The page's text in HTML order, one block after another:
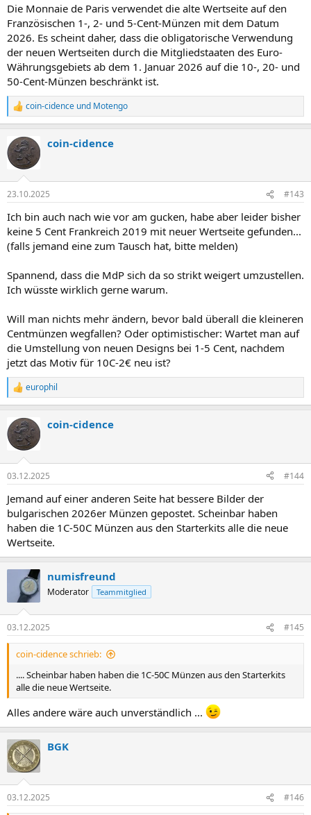
:
Die Monnaie de Paris verwendet die alte Wertseite auf den
Französischen 1-, 2- und 5-Cent-Münzen mit dem Datum
2026. Es scheint daher, dass die obligatorische Verwendung
der neuen Wertseiten durch die Mitgliedstaaten des Euro-
Währungsgebiets ab dem 1. Januar 2026 auf die 10-, 20- und
50-Cent-Münzen beschränkt ist.
R
e
k
t
i
e
:
coin-cidence und Motengo
coin-cidence
23.10.2025 #143
Ich bin auch nach wie vor am gucken, habe aber leider bisher
keine 5 Cent Frankreich 2019 mit neuer Wertseite gefunden...
(falls jemand eine zum Tausch hat, bitte melden)
Spannend, dass die MdP sich da so strikt weigert umzustellen.
Ich wüsste wirklich gerne warum.
Will man nichts mehr ändern, bevor bald überall die kleineren
Centmünzen wegfallen? Oder optimistischer: Wartet man auf
die Umstellung von neuen Designs bei 1-5 Cent, nachdem
jetzt das Motiv für 10C-2€ neu ist?
R
e
k
t
i
e
:
europhil
coin-cidence
03.12.2025 #144
Jemand auf einer anderen Seite hat bessere Bilder der
bulgarischen 2026er Münzen gepostet. Scheinbar haben
haben die 1C-50C Münzen aus den Starterkits alle die neue
Wertseite.
numisfreund
Moderator Teammitglied
03.12.2025 #145
coin-cidence schrieb:
.... Scheinbar haben haben die 1C-50C Münzen aus den Starterkits
alle die neue Wertseite.
Alles andere wäre auch unverständlich ...
BGK
03.12.2025 #146